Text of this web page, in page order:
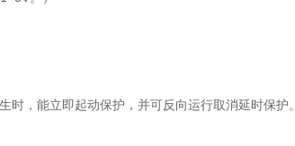
能立即起动保护，并可反向运行取消延时保护。